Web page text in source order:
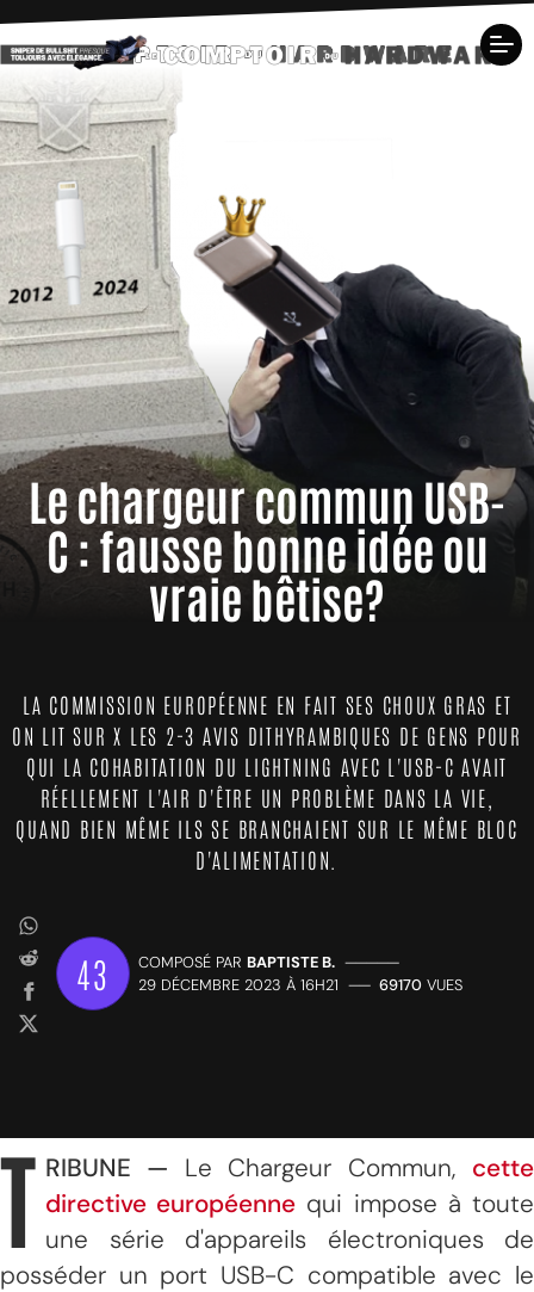
Le chargeur commun USB-
C : fausse bonne idée ou
vraie bêtise?
LA COMMISSION EUROPÉENNE EN FAIT SES CHOUX GRAS ET
ON LIT SUR X LES 2-3 AVIS DITHYRAMBIQUES DE GENS POUR
QUI LA COHABITATION DU LIGHTNING AVEC L'USB-C AVAIT
RÉELLEMENT L'AIR D'ÊTRE UN PROBLÈME DANS LA VIE,
QUAND BIEN MÊME ILS SE BRANCHAIENT SUR LE MÊME BLOC
D'ALIMENTATION.
43 COMPOSÉ PAR BAPTISTE B. —————
29 DÉCEMBRE 2023 À 16H21 —— 69170 VUES
T RIBUNE — Le Chargeur Commun, cette
directive européenne qui impose à toute
une série d'appareils électroniques de
posséder un port USB-C compatible avec le